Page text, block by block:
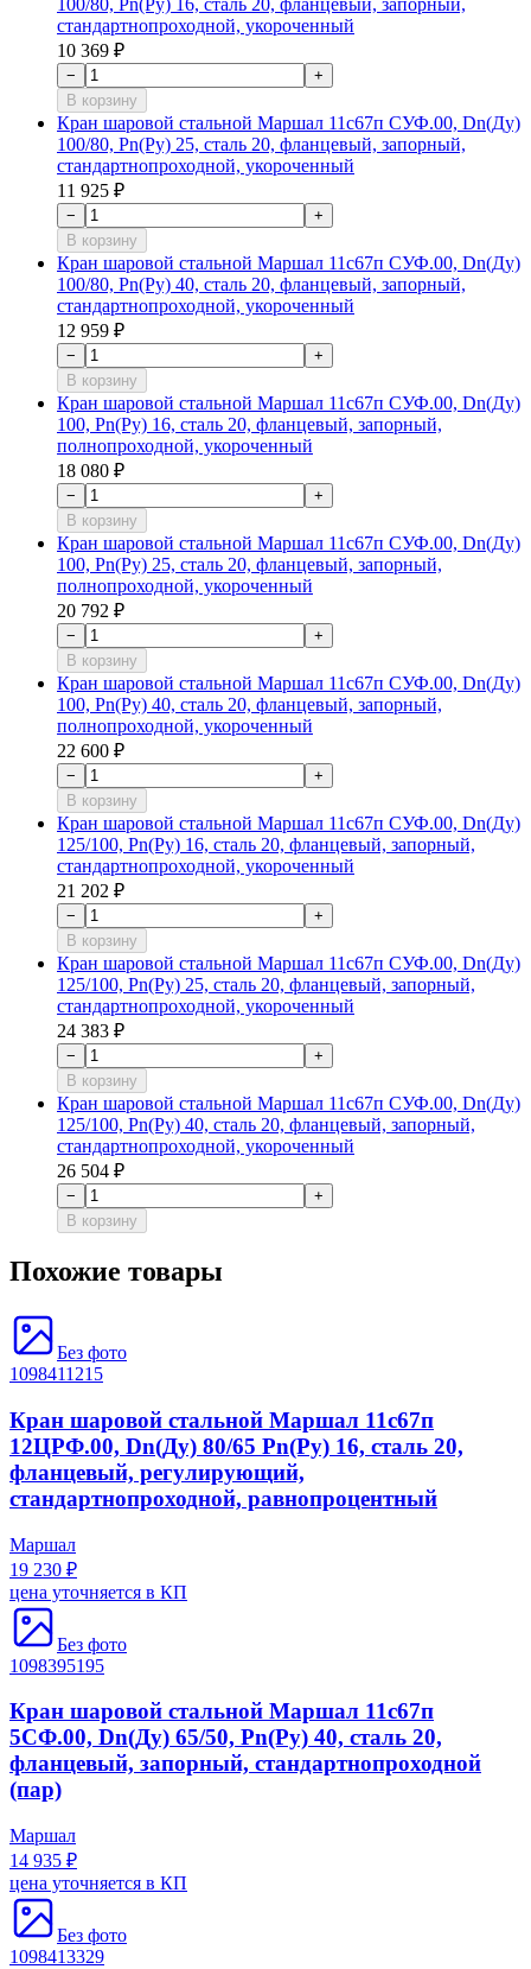
стандартнопроходной, укороченный
10 369 ₽
−
+
В корзину
Кран шаровой стальной Маршал 11с67п СУФ.00, Dn(Ду)
100/80, Рn(Ру) 25, сталь 20, фланцевый, запорный,
стандартнопроходной, укороченный
11 925 ₽
−
+
В корзину
Кран шаровой стальной Маршал 11с67п СУФ.00, Dn(Ду)
100/80, Рn(Ру) 40, сталь 20, фланцевый, запорный,
стандартнопроходной, укороченный
12 959 ₽
−
+
В корзину
Кран шаровой стальной Маршал 11с67п СУФ.00, Dn(Ду)
100, Рn(Ру) 16, сталь 20, фланцевый, запорный,
полнопроходной, укороченный
18 080 ₽
−
+
В корзину
Кран шаровой стальной Маршал 11с67п СУФ.00, Dn(Ду)
100, Рn(Ру) 25, сталь 20, фланцевый, запорный,
полнопроходной, укороченный
20 792 ₽
−
+
В корзину
Кран шаровой стальной Маршал 11с67п СУФ.00, Dn(Ду)
100, Рn(Ру) 40, сталь 20, фланцевый, запорный,
полнопроходной, укороченный
22 600 ₽
−
+
В корзину
Кран шаровой стальной Маршал 11с67п СУФ.00, Dn(Ду)
125/100, Рn(Ру) 16, сталь 20, фланцевый, запорный,
стандартнопроходной, укороченный
21 202 ₽
−
+
В корзину
Кран шаровой стальной Маршал 11с67п СУФ.00, Dn(Ду)
125/100, Рn(Ру) 25, сталь 20, фланцевый, запорный,
стандартнопроходной, укороченный
24 383 ₽
−
+
В корзину
Кран шаровой стальной Маршал 11с67п СУФ.00, Dn(Ду)
125/100, Рn(Ру) 40, сталь 20, фланцевый, запорный,
стандартнопроходной, укороченный
26 504 ₽
−
+
В корзину
Похожие товары
Без фото
1098411215
Кран шаровой стальной Маршал 11с67п
12ЦРФ.00, Dn(Ду) 80/65 Рn(Ру) 16, сталь 20,
фланцевый, регулирующий,
стандартнопроходной, равнопроцентный
Маршал
19 230 ₽
цена уточняется в КП
Без фото
1098395195
Кран шаровой стальной Маршал 11с67п
5СФ.00, Dn(Ду) 65/50, Рn(Ру) 40, сталь 20,
фланцевый, запорный, стандартнопроходной
(пар)
Маршал
14 935 ₽
цена уточняется в КП
Без фото
1098413329